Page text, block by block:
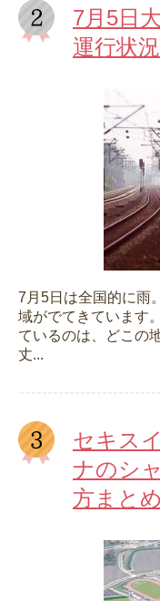
7月5日
運行状
7月5日は全国的に雨
域がでてきています
ているのは、どこの
丈...
セキス
ナのシ
方まとめ